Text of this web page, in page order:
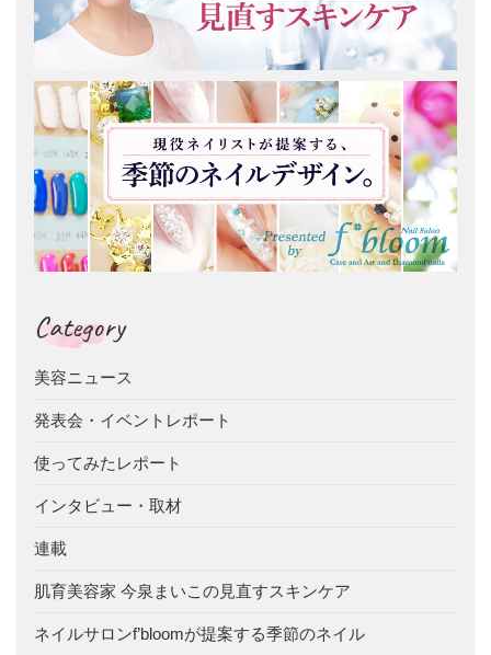
Category
美容ニュース
発表会・イベントレポート
使ってみたレポート
インタビュー・取材
連載
肌育美容家 今泉まいこの見直すスキンケア
ネイルサロンf’bloomが提案する季節のネイル